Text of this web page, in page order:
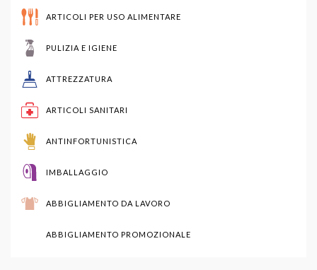
ARTICOLI PER USO ALIMENTARE
PULIZIA E IGIENE
ATTREZZATURA
ARTICOLI SANITARI
ANTINFORTUNISTICA
IMBALLAGGIO
ABBIGLIAMENTO DA LAVORO
ABBIGLIAMENTO PROMOZIONALE